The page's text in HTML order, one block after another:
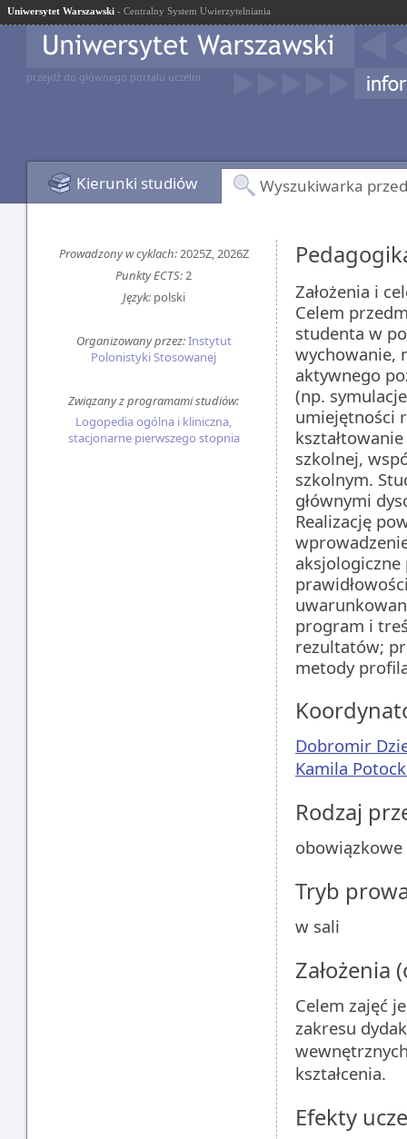
Uniwersytet Warszawski - Centralny System Uwierzytelniania
przejdź do głównego portalu uczelni
Kierunki studiów Wyszukiwarka
Prowadzony w cyklach:2025Z, 2026Z
Punkty ECTS:2
Język:polski
Organizowany przez:Instytut
Polonistyki Stosowanej
Związany z programami studiów:
Logopedia ogólna i kliniczna,
stacjonarne pierwszego stopnia
Założenia i
Celem
studenta w
wychowanie,
aktywnego
(np.
umiejętności
szkolnej,
szkolnym.
głównymi
Realizację
aksjologiczne
program i
rezultatów;
metody
Dobromir
Kamila
Rodzaj
obowiązkowe
Tryb
w sali
Założenia
Celem zajęć
zakresu
kształcenia.
Efekty